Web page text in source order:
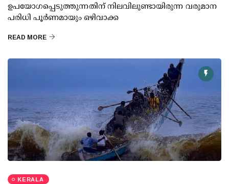
ഉപയോഗപ്പെടുത്തുന്നതിന് നിലവിലുണ്ടായിരുന്ന വരുമാന
പരിധി പൂര്‍ണമായും ഒഴിവാക്ക
READ MORE
KERALA